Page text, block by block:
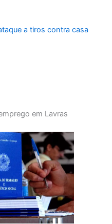
a tiros contra casa
em Lavras